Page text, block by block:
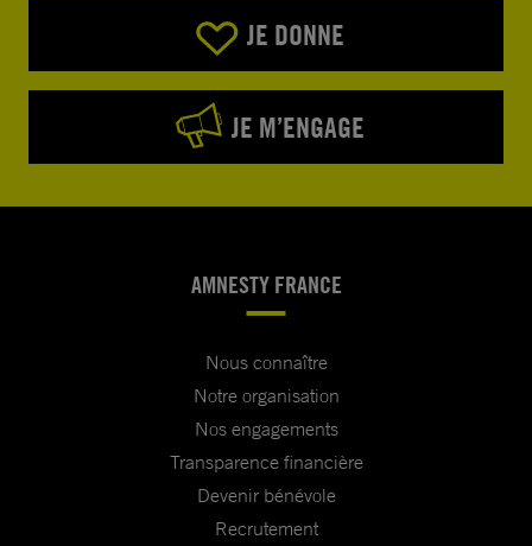
JE DONNE
JE M’ENGAGE
AMNESTY FRANCE
Nous connaître
Notre organisation
Nos engagements
Transparence financière
Devenir bénévole
Recrutement